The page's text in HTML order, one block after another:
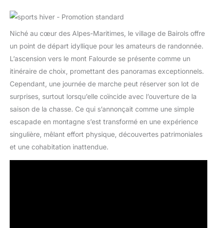
Niché au cœur des Alpes-Maritimes, le village de Bairols offre
un point de départ idyllique pour les amateurs de randonnée.
L’ascension vers le mont Falourde se présente comme un
itinéraire de choix, promettant des panoramas exceptionnels.
Cependant, une journée de marche peut réserver son lot de
surprises, surtout lorsqu’elle coïncide avec l’ouverture de la
saison de la chasse. Ce qui s’annonçait comme une simple
escapade en montagne s’est transformé en une expérience
singulière, mêlant effort physique, découvertes patrimoniales
et une cohabitation inattendue.